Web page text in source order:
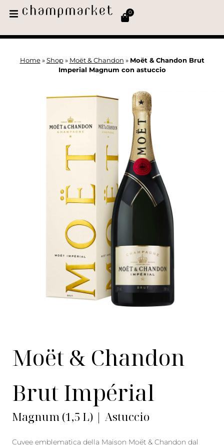
0
Home» Shop» Moët & Chandon » Moët & Chandon Brut
Imperial Magnum con astuccio
Moët & Chandon
Brut Impérial
Magnum (1,5 L) | Astuccio
Cuvee emblematica della Maison Moët & Chandon dal